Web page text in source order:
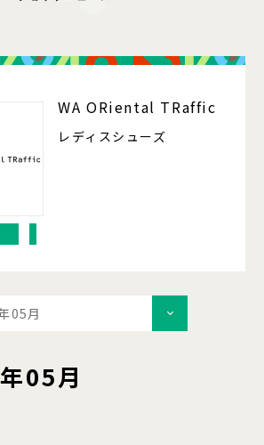
WA ORiental TRaffic
レディスシューズ
05月
05月